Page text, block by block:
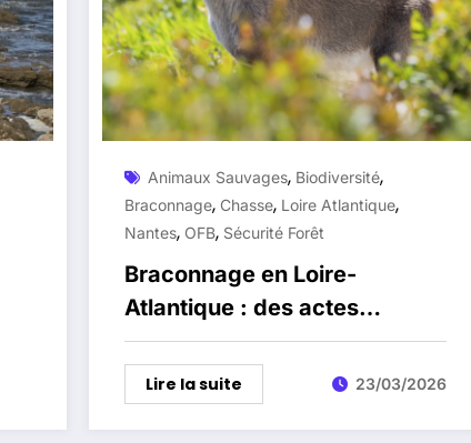
Animaux Sauvages, Biodiversité,
Braconnage, Chasse, Loire Atlantique,
Nantes, OFB, Sécurité Forêt
Braconnage en Loire-
Atlantique : des actes
illégaux qui inquiètent
chasseurs et autorités
Lire la suite 23/03/2026